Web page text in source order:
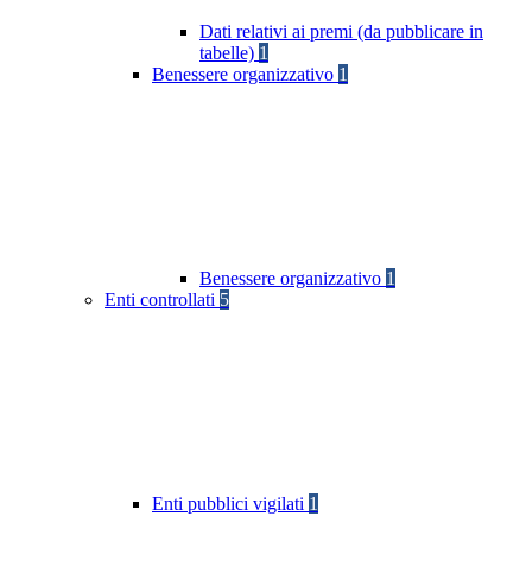
Dati relativi ai premi (da pubblicare in
tabelle) 1
Benessere organizzativo 1
Benessere organizzativo 1
Enti controllati 5
Enti pubblici vigilati 1